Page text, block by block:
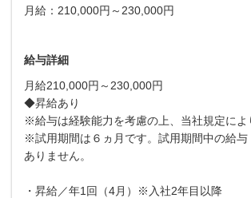
月給：210,000円～230,000円
給与詳細
月給210,000円～230,000円
◆昇給あり
※給与は経験能力を考慮の上、当社規定によ
※試用期間は６ヵ月です。試用期間中の給与
ありません。
・昇給／年1回（4月）※入社2年目以降